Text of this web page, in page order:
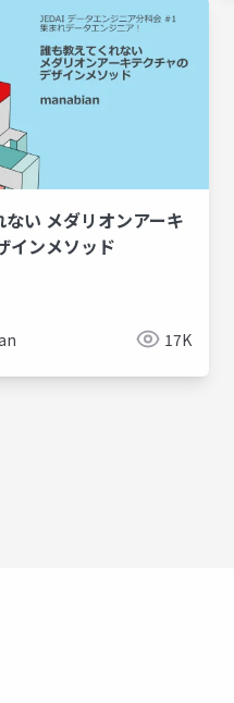
い メダリオンアーキ
インメソッド
17K